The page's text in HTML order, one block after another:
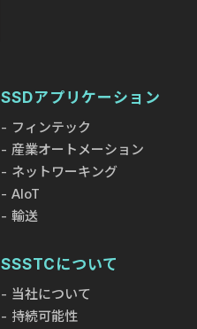
SSDアプリケーション
フィンテック
産業オートメーション
ネットワーキング
AIoT
輸送
SSSTCについて
当社について
持続可能性